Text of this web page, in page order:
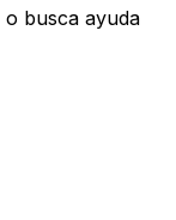
o busca ayuda